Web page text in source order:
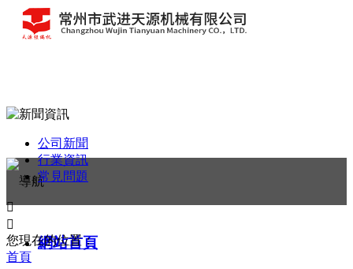
網站首頁
公司新聞
行業資訊
常見問題


您現在的位置：
首頁